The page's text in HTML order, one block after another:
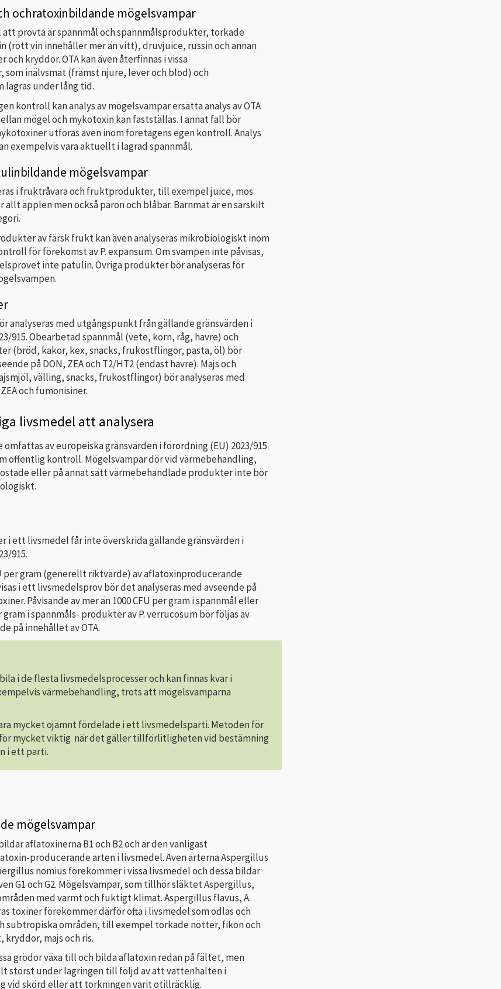
ochratoxinbildande mögelsvampar
provta är spannmål och spannmålsprodukter, torkade
(rött vin innehåller mer än vitt), druvjuice, russin och annan
kryddor. OTA kan även återfinnas i vissa
inälvsmat (främst njure, lever och blod) och
under lång tid.
kontroll kan analys av mögelsvampar ersätta analys av OTA
mögel och mykotoxin kan fastställas. I annat fall bör
utföras även inom företagens egen kontroll. Analys
exempelvis vara aktuellt i lagrad spannmål.
mögelsvampar
i fruktråvara och fruktprodukter, till exempel juice, mos
allt äpplen men också päron och blåbär. Barnmat är en särskilt
av färsk frukt kan även analyseras mikrobiologiskt inom
för förekomst av P. expansum. Om svampen inte påvisas,
inte patulin. Övriga produkter bör analyseras för
analyseras med utgångspunkt från gällande gränsvärden i
915. Obearbetad spannmål (vete, korn, råg, havre) och
(bröd, kakor, kex, snacks, frukostflingor, pasta, öl) bör
på DON, ZEA och T2/HT2 (endast havre). Majs och
välling, snacks, frukostflingor) bör analyseras med
och fumonisiner.
livsmedel att analysera
omfattas av europeiska gränsvärden i förordning (EU) 2023/915
offentlig kontroll. Mögelsvampar dör vid värmebehandling,
eller på annat sätt värmebehandlade produkter inte bör
i ett livsmedel får inte överskrida gällande gränsvärden i
915.
per gram (generellt riktvärde) av aflatoxinproducerande
i ett livsmedelsprov bör det analyseras med avseende på
Påvisande av mer än 1000 CFU per gram i spannmål eller
gram i spannmåls- produkter av P. verrucosum bör följas av
på innehållet av OTA.
i de flesta livsmedelsprocesser och kan finnas kvar i
värmebehandling, trots att mögelsvamparna
mycket ojämnt fördelade i ett livsmedelsparti. Metoden för
mycket viktig när det gäller tillförlitligheten vid bestämning
i ett parti.
mögelsvampar
aflatoxinerna B1 och B2 och är den vanligast
producerande arten i livsmedel. Även arterna Aspergillus
nomius förekommer i vissa livsmedel och dessa bildar
G1 och G2. Mögelsvampar, som tillhör släktet Aspergillus,
med varmt och fuktigt klimat. Aspergillus flavus, A.
toxiner förekommer därför ofta i livsmedel som odlas och
subtropiska områden, till exempel torkade nötter, fikon och
majs och ris.
grödor växa till och bilda aflatoxin redan på fältet, men
störst under lagringen till följd av att vattenhalten i
vid skörd eller att torkningen varit otillräcklig.